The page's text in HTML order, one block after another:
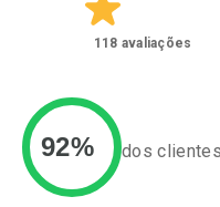
118 avaliações
92% dos clientes